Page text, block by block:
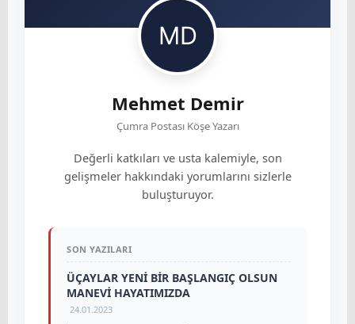
Mehmet Demir
Çumra Postası Köşe Yazarı
Değerli katkıları ve usta kalemiyle, son
gelişmeler hakkındaki yorumlarını sizlerle
buluşturuyor.
SON YAZILARI
ÜÇAYLAR YENİ BİR BAŞLANGIÇ OLSUN
MANEVİ HAYATIMIZDA
24.01.2023